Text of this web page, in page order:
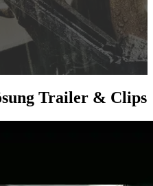
Trailer & Clips